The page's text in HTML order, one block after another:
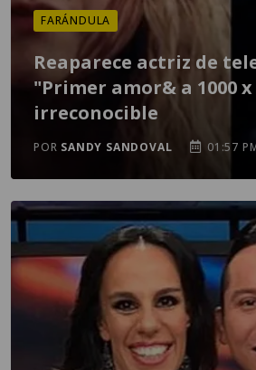
FARÁNDULA
Reaparece actriz de
"Primer amor& a 1000
irreconocible
POR SANDY SANDOVAL 01:57